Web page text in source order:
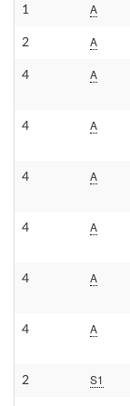
1 A
2 A
4 A
4 A
4 A
4 A
4 A
4 A
2 S1